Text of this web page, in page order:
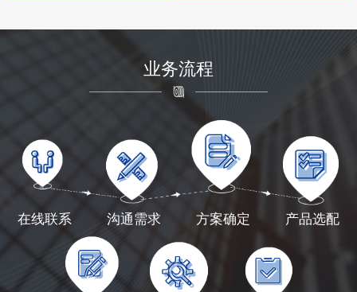
业务流程
在线联系 沟通需求 方案确定 产品选配